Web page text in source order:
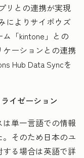
リとの連携が実現
によりサイボウズ
「kintone」との
ーションとの連携
Hub Data Syncを
イゼーション
単一言語での情報
そのため日本のユ
る場合は英語で詳